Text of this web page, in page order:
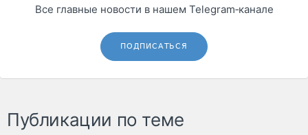
Все главные новости в нашем Telegram‑канале
ПОДПИСАТЬСЯ
Публикации по теме